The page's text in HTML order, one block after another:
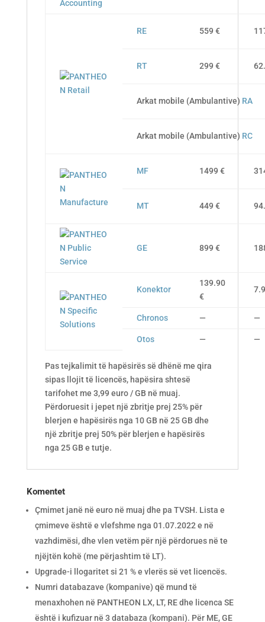
RE 559 €
RT 299 €
Arkat mobile (Ambulantive) RA
Arkat mobile (Ambulantive) RC
MF 1499 €
MT 449 €
GE 899 €
Konektor
139.90
€
Chronos — —
Otos — —
Pas tejkalimit të hapësirës së dhënë me qira
sipas llojit të licencës, hapësira shtesë
tarifohet me 3,99 euro / GB në muaj.
Përdoruesit i jepet një zbritje prej 25% për
blerjen e hapësirës nga 10 GB në 25 GB dhe
një zbritje prej 50% për blerjen e hapësirës
nga 25 GB e tutje.
Komentet
Çmimet janë në euro në muaj dhe pa TVSH. Lista e
çmimeve është e vlefshme nga 01.07.2022 e në
vazhdimësi, dhe vlen vetëm për një përdorues në te
njëjtën kohë (me përjashtim të LT).
Upgrade-i llogaritet si 21 % e vlerës së vet licencës.
Numri databazave (kompanive) që mund të
menaxhohen në PANTHEON LX, LT, RE dhe licenca SE
është i kufizuar në 3 databaza (kompani). Për ME, GE